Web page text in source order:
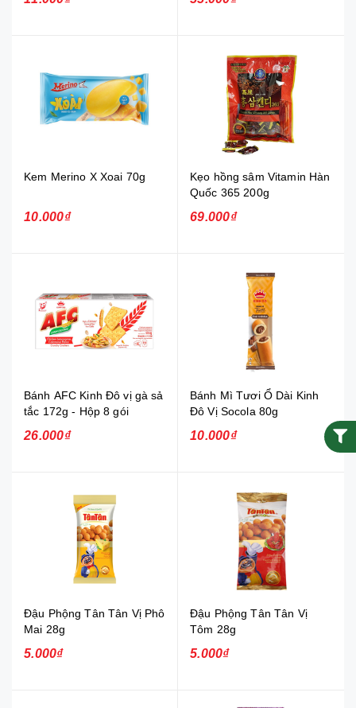
Kem Merino X Xoai 70g
10.000₫
Kẹo hồng sâm Vitamin Hàn
Quốc 365 200g
69.000₫
Bánh AFC Kinh Đô vị gà sả
tắc 172g - Hộp 8 gói
26.000₫
Bánh Mì Tươi Ổ Dài Kinh
Đô Vị Socola 80g
10.000₫
Đậu Phộng Tân Tân Vị Phô
Mai 28g
5.000₫
Đậu Phộng Tân Tân Vị
Tôm 28g
5.000₫